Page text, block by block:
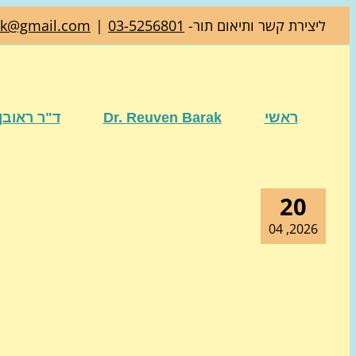
ליצירת קשר ותיאום תור- 03-5256801
|
ראשי Dr. Reuven Barak ד"ר
20
2026, 04